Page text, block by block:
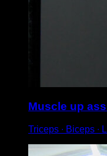
Muscle up
Triceps ∙ Biceps ∙